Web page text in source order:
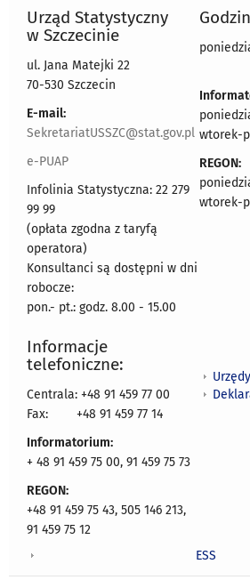
Urząd Statystyczny
w Szczecinie
ul. Jana Matejki 22
70-530 Szczecin
E-mail:
SekretariatUSSZC@stat.gov.pl
e-PUAP
Infolinia Statystyczna: 22 279
99 99
(opłata zgodna z taryfą
operatora)
Konsultanci są dostępni w dni
robocze:
pon.- pt.: godz. 8.00 - 15.00
wtorek-
REGON:
wtorek-
Informacje
telefoniczne:
Centrala: +48 91 459 77 00
Fax:
+48 91 459 77 14
Informatorium:
+ 48 91 459 75 00, 91 459 75 73
REGON:
+48 91 459 75 43, 505 146 213,
91 459 75 12
ESS